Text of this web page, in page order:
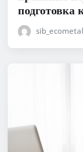
подготовка
sib_ecometal